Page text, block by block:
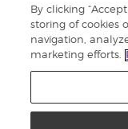
Klientų
By clicking
storing of cookies
navigation,
marketing efforts.